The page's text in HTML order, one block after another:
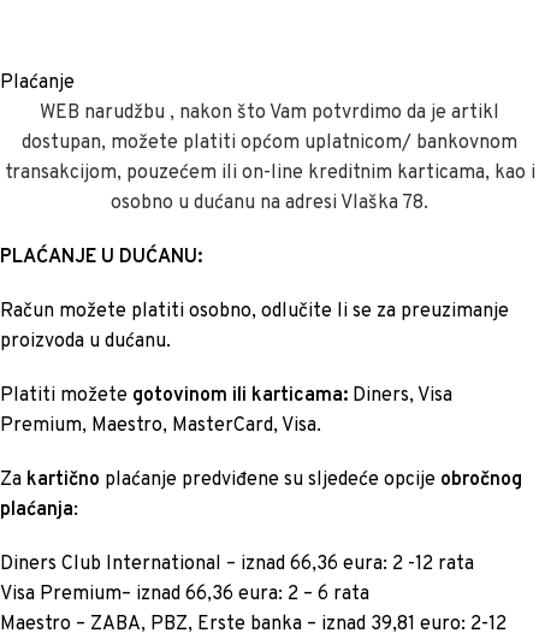
Plaćanje
WEB narudžbu , nakon što Vam potvrdimo da je artikl
dostupan, možete platiti općom uplatnicom/ bankovnom
transakcijom, pouzećem ili on-line kreditnim karticama, kao i
osobno u dućanu na adresi Vlaška 78.
PLAĆANJE U DUĆANU:
Račun možete platiti osobno, odlučite li se za preuzimanje
proizvoda u dućanu.
Platiti možete gotovinom ili karticama: Diners, Visa
Premium, Maestro, MasterCard, Visa.
Za kartično plaćanje predviđene su sljedeće opcije obročnog
plaćanja:
Diners Club International – iznad 66,36 eura: 2 -12 rata
Visa Premium– iznad 66,36 eura: 2 – 6 rata
Maestro – ZABA, PBZ, Erste banka – iznad 39,81 euro: 2-12